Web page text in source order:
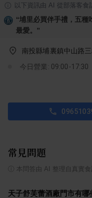
以下資訊由 AI 從部落客食
“埔里必買伴手禮，五種
最愛。 ”
南投縣埔裏鎮中山路
今日營業: 09:00-17:30
常見問題
本問答由 AI 整理自真實食
天子舒芙蕾酒廠門市有哪